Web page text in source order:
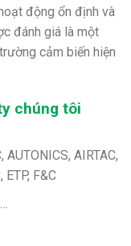
động ổn định và
đánh giá là một
cảm biến hiện
chúng tôi
AUTONICS, AIRTAC,
ETP, F&C